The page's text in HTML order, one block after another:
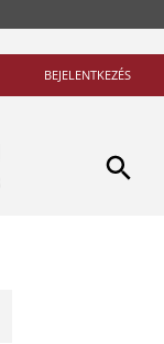
BEJELENTKEZÉS